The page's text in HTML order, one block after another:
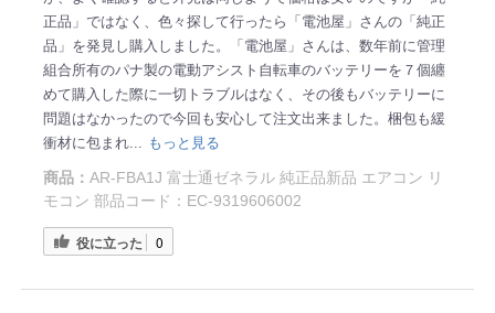
正品」ではなく、色々探して行ったら「電池屋」さんの「純正
品」を発見し購入しました。「電池屋」さんは、数年前に管理
組合所有のパナ製の電動アシスト自転車のバッテリーを７個纏
めて購入した際に一切トラブルはなく、その後もバッテリーに
問題はなかったので今回も安心して注文出来ました。梱包も緩
衝材に包まれ... もっと見る
商品： AR-FBA1J 富士通ゼネラル 純正品新品 エアコン リ
モコン 部品コード：EC-9319606002
役に立った 0